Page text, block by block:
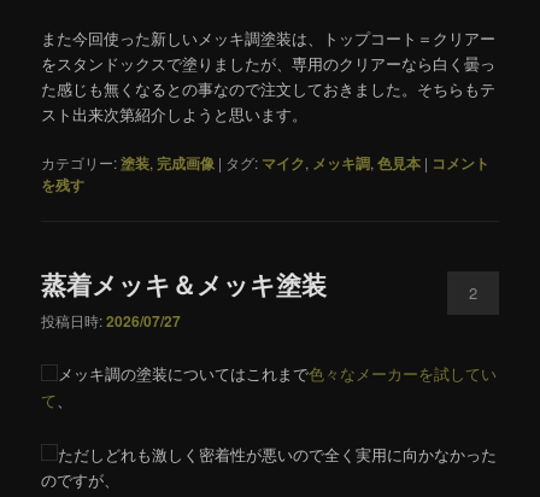
また今回使った新しいメッキ調塗装は、トップコート＝クリアー
をスタンドックスで塗りましたが、専用のクリアーなら白く曇っ
た感じも無くなるとの事なので注文しておきました。そちらもテ
スト出来次第紹介しようと思います。
カテゴリー:塗装, 完成画像 | タグ: マイク, メッキ調,色見本 | コメント
を残す
蒸着メッキ＆メッキ塗装
投稿日時:2026/07/27
2
メッキ調の塗装についてはこれまで色々なメーカーを試してい
て
ただしどれも激しく密着性が悪いので全く実用に向かなかった
のですが、